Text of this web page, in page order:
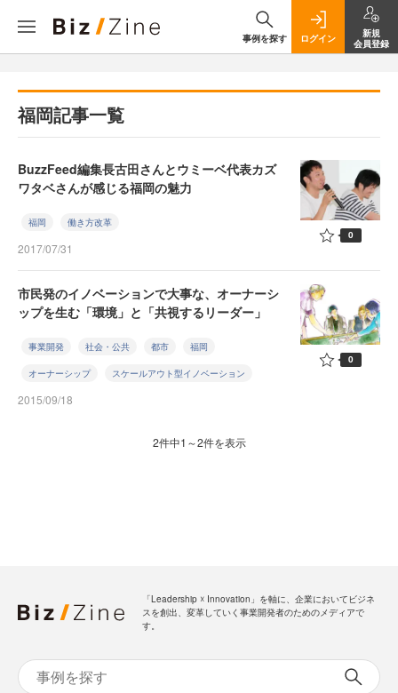
事例を探す ログイン
新規
会員登録
福岡記事一覧
BuzzFeed編集長古田さんとウミーベ代表カズ
ワタベさんが感じる福岡の魅力
福岡 働き方改革
2017/07/31
0
市民発のイノベーションで大事な、オーナーシ
ップを生む「環境」と「共視するリーダー」
事業開発 社会・公共 都市 福岡
オーナーシップ スケールアウト型イノベーション
2015/09/18
0
2件中1～2件を表示
「Leadership ☓ Innovation」を軸に、企業においてビジネ
スを創出、変革していく事業開発者のためのメディアで
す。